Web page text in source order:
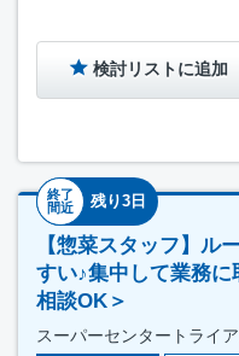
検討リストに追加
終了
間近
残り3日
【惣菜スタッフ】ル
すい♪集中して業務
相談OK＞
スーパーセンタートライ